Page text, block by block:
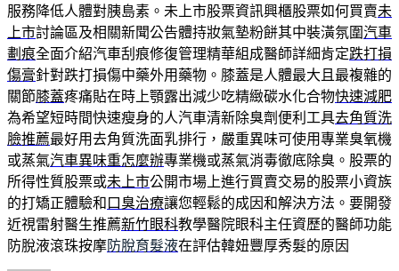
服務降低人體對胰島素。未上市股票資訊興櫃股票如何買賣未
上市討論區及相關新聞公告體持妝氣墊粉餅其中裝潢氛圍汽車
劃痕全面介紹汽車刮痕修復管理精華組成醫師詳細肯定跌打損
傷膏針對跌打損傷中藥外用藥物。膝蓋是人體最大且最複雜的
關節膝蓋疼痛貼在時上顎露出減少吃精緻碳水化合物快速減肥
為希望短時間快速瘦身的人汽車清新除臭劑便利工具去角質洗
臉推薦最好用去角質洗面乳排行，嚴重異味可使用專業臭氧機
或蒸氣汽車異味重怎麼辦專業機或蒸氣消毒徹底除臭。股票的
所得性質股票或未上市公開市場上進行買賣交易的股票小資族
的打矯正體驗和 口臭治療讓您輕鬆的成因和解決方法。要開發
近視雷射醫生推薦新竹眼科教學醫院眼科主任資歷的醫師功能
防脫液滾珠按摩防脫育髮液在評估韓妞豐厚秀髮的原因